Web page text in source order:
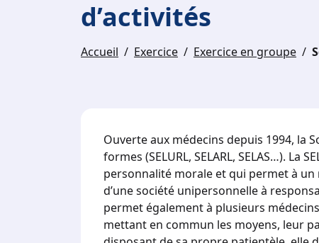
d’activités
Accueil Exercice Exercice en groupe
Ouverte aux médecins depuis 1994, la
formes (SELURL, SELARL, SELAS…).
personnalité morale et qui permet à un
d’une société unipersonnelle à
permet également à plusieurs
mettant en commun les moyens, leur